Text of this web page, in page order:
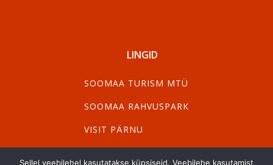
LINGID
SOOMAA TURISM MTÜ
SOOMAA RAHVUSPARK
VISIT PÄRNU
Sellel veebilehel kasutatakse küpsiseid. Veebilehe kasutamist